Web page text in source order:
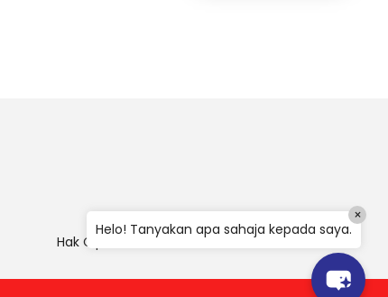
Hak Cipta Penafian Polisi Keselamatan
Helo! Tanyakan apa sahaja kepada saya.
×